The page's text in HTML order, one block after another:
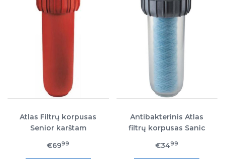
Atlas Filtrų korpusas
Senior karštam
€6999
Antibakterinis Atlas
filtrų korpusas Sanic
€3499